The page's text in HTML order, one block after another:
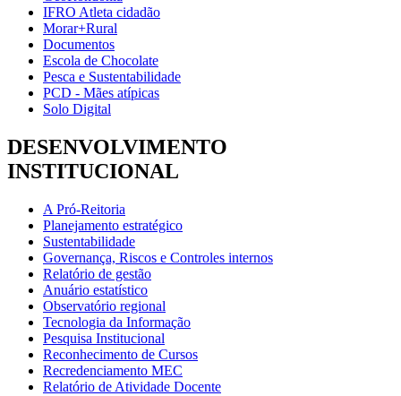
IFRO Atleta cidadão
Morar+Rural
Documentos
Escola de Chocolate
Pesca e Sustentabilidade
PCD - Mães atípicas
Solo Digital
DESENVOLVIMENTO
INSTITUCIONAL
A Pró-Reitoria
Planejamento estratégico
Sustentabilidade
Governança, Riscos e Controles internos
Relatório de gestão
Anuário estatístico
Observatório regional
Tecnologia da Informação
Pesquisa Institucional
Reconhecimento de Cursos
Recredenciamento MEC
Relatório de Atividade Docente